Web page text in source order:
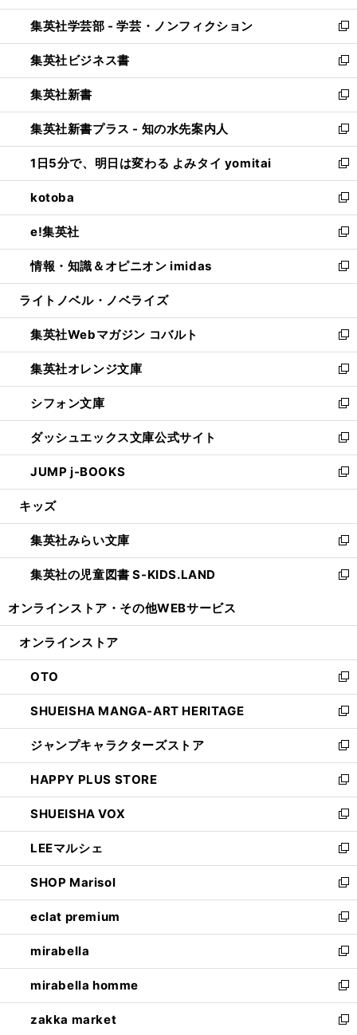
開
く
ウ
で
開
く
ン
ド
ウ
で
開
く
ウ
ィ
ン
ド
ウ
で
開
く
集英社学芸部 - 学芸・ノンフィクション
新
し
い
ウ
ィ
ン
ド
ウ
で
開
く
集英社ビジネス書
新
し
い
ウ
ィ
ン
ド
ウ
で
開
く
集英社新書
新
し
い
ウ
ィ
ン
ド
ウ
で
開
く
集英社新書プラス - 知の水先案内人
新
し
い
ウ
ィ
ン
ド
ウ
で
開
1日5分で、明日は変わる よみタイ yomitai
新
し
い
ウ
ィ
ン
ド
ウ
開
く
kotoba
新
し
い
ウ
ィ
ン
ウ
で
開
く
e!集英社
新
し
い
ウ
ン
ド
ウ
で
開
く
情報・知識＆オピニオン imidas
新
し
ウ
ィ
ン
ド
ウ
で
開
く
ライトノベル・ノベライズ
集英社Webマガジン コバルト
新
し
い
ウ
ィ
ン
ド
ウ
で
開
集英社オレンジ文庫
新
し
い
ウ
ィ
ン
ド
ウ
開
く
シフォン文庫
新
し
い
ウ
ィ
ン
ウ
で
開
く
ダッシュエックス文庫公式サイト
新
し
い
ウ
ン
ド
ウ
で
JUMP j-BOOKS
新
し
ウ
ィ
ン
ド
開
キッズ
集英社みらい文庫
新
し
い
ン
ウ
で
開
く
集英社の児童図書 S-KIDS.LAND
新
ウ
ン
ド
ウ
で
開
く
オンラインストア・ その他WEBサービス
オンラインストア
OTO
新
し
い
ウ
ィ
ン
ド
ウ
で
開
く
SHUEISHA MANGA-ART HERITAGE
新
し
い
ウ
ィ
ン
ド
ウ
で
開
く
ジャンプキャラクターズストア
新
し
い
ウ
ィ
ン
ド
ウ
で
開
く
HAPPY PLUS STORE
新
し
い
ウ
ィ
ン
ド
ウ
で
開
く
SHUEISHA VOX
新
し
い
ウ
ィ
ン
ド
ウ
で
開
く
LEEマルシェ
新
し
い
ウ
ィ
ン
ド
ウ
で
開
く
SHOP Marisol
新
し
い
ウ
ィ
ン
ド
ウ
で
eclat premium
新
し
い
ウ
ィ
ン
ド
mirabella
新
し
い
ウ
ィ
mirabella homme
新
し
い
zakka market
新